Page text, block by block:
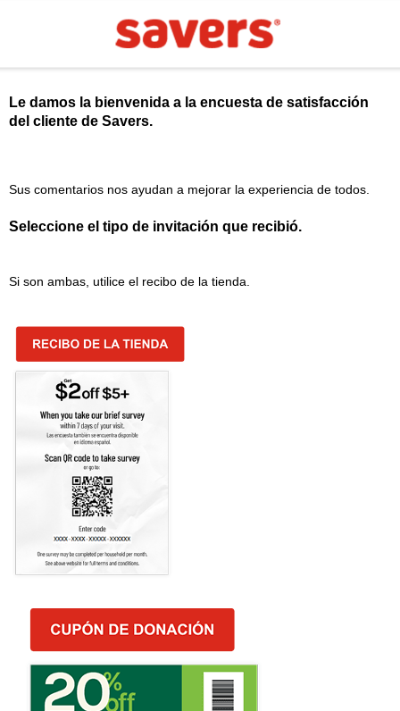
Le damos la bienvenida a la encuesta de satisfacción
del cliente de Savers.
Sus comentarios nos ayudan a mejorar la experiencia de todos.
Seleccione el tipo de invitación que recibió.
Si son ambas, utilice el recibo de la tienda.